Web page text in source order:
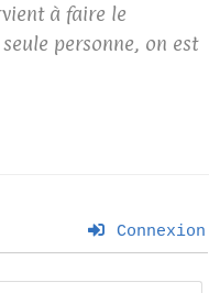
à faire le
personne, on est
Connexion